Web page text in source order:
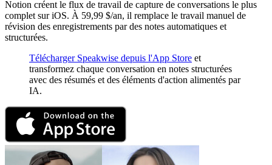
Notion créent le flux de travail de capture de conversations le plus
complet sur iOS. À 59,99 $/an, il remplace le travail manuel de
révision des enregistrements par des notes automatiques et
structurées.
Télécharger Speakwise depuis l'App Store et
transformez chaque conversation en notes structurées
avec des résumés et des éléments d'action alimentés par
IA.